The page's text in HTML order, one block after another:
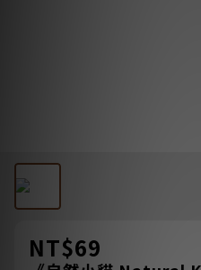
NT$69